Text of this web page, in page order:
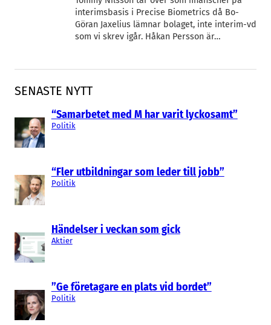
SENASTE NYTT
“Samarbetet med M har varit lyckosamt”
Politik
“Fler utbildningar som leder till jobb”
Politik
Händelser i veckan som gick
Aktier
”Ge företagare en plats vid bordet”
Politik
interimsbasis i Precise Biometrics då Bo-
Göran Jaxelius lämnar bolaget, inte interim-vd
som vi skrev igår. Håkan Persson är…